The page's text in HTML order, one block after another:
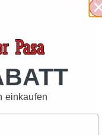
einkaufen